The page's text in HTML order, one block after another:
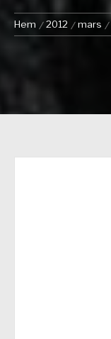
Hem 2012 mars